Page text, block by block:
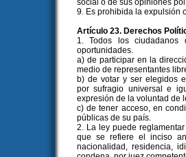
social o de sus opiniones
9. Es prohibida la expulsión
Artículo 23. Derechos
1. Todos los
oportunidades.
a) de participar en la
medio de representantes
b) de votar y ser elegidos
por sufragio universal e
expresión de la voluntad de
c) de tener acceso, en
públicas de su país.
2. La ley puede
que se refiere el inciso
nacionalidad, residencia,